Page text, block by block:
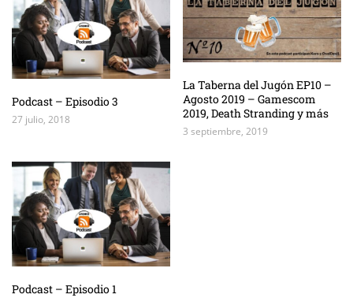
Podcast – Episodio 3
27 julio, 2018
La Taberna del Jugón EP10 –
Agosto 2019 – Gamescom
2019, Death Stranding y más
3 septiembre, 2019
Podcast – Episodio 1